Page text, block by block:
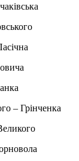
– Грінченка